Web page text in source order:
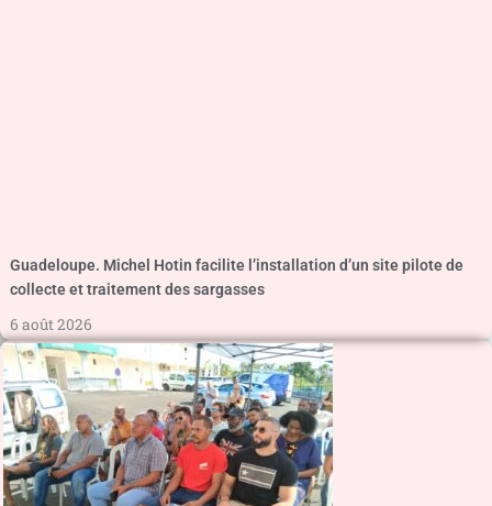
Guadeloupe. Michel Hotin facilite l’installation d’un site pilote de
collecte et traitement des sargasses
6 août 2026